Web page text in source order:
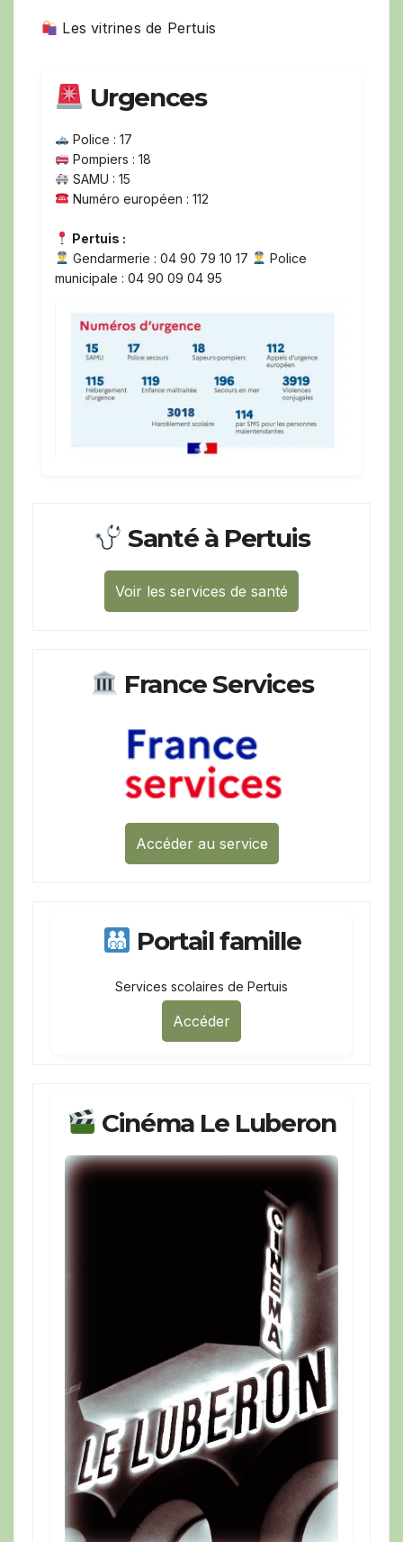
Les vitrines de Pertuis
Urgences
Police : 17
Pompiers : 18
SAMU : 15
Numéro européen : 112
Pertuis :
Gendarmerie : 04 90 79 10 17
Police
municipale : 04 90 09 04 95
Santé à Pertuis
Voir les services de santé
France Services
Accéder au service
Portail famille
Services scolaires de Pertuis
Accéder
Cinéma Le Luberon